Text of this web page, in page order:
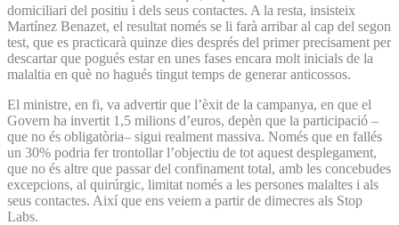
domiciliari del positiu i dels seus contactes. A la resta, insisteix
Martínez Benazet, el resultat només se li farà arribar al cap del segon
test, que es practicarà quinze dies després del primer precisament per
descartar que pogués estar en unes fases encara molt inicials de la
malaltia en què no hagués tingut temps de generar anticossos.
El ministre, en fi, va advertir que l’èxit de la campanya, en que el
Govern ha invertit 1,5 milions d’euros, depèn que la participació –
que no és obligatòria– sigui realment massiva. Només que en fallés
un 30% podria fer trontollar l’objectiu de tot aquest desplegament,
que no és altre que passar del confinament total, amb les concebudes
excepcions, al quirúrgic, limitat només a les persones malaltes i als
seus contactes. Així que ens veiem a partir de dimecres als Stop
Labs.